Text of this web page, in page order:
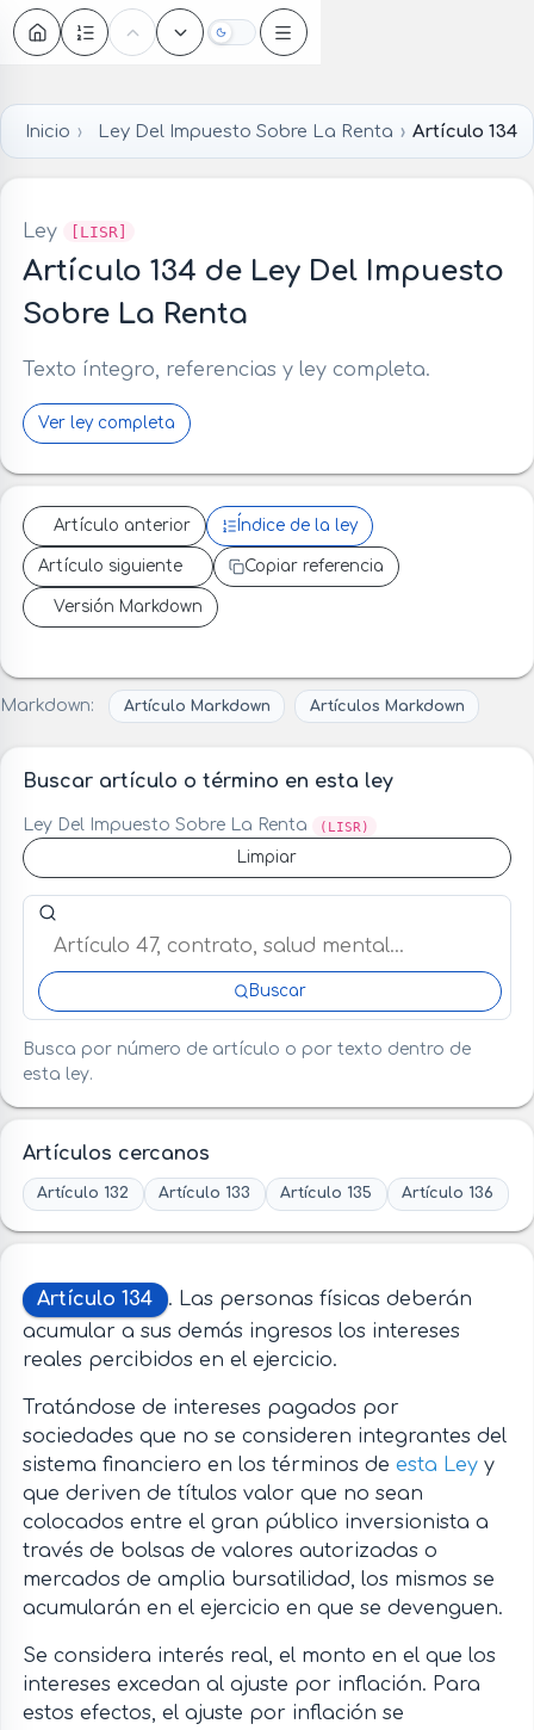
Oscuro
Inicio Ley Del Impuesto Sobre La Renta Artículo 134
Ley [LISR]
Artículo 134 de Ley Del Impuesto
Sobre La Renta
Texto íntegro, referencias y ley completa.
Ver ley completa
Artículo anterior Índice de la ley
Artículo siguiente Copiar referencia
Versión Markdown
Markdown: Artículo Markdown Artículos Markdown
Buscar artículo o término en esta ley
Ley Del Impuesto Sobre La Renta (LISR)
Limpiar
Buscar artículo o término en esta ley
Buscar
Busca por número de artículo o por texto dentro de
esta ley.
Artículos cercanos
Artículo 132 Artículo 133 Artículo 135 Artículo 136
Artículo 134
. Las personas físicas deberán
acumular a sus demás ingresos los intereses
reales percibidos en el ejercicio.
Tratándose de intereses pagados por
sociedades que no se consideren integrantes del
sistema financiero en los términos de esta Leyy
que deriven de títulos valor que no sean
colocados entre el gran público inversionista a
través de bolsas de valores autorizadas o
mercados de amplia bursatilidad, los mismos se
acumularán en el ejercicio en que se devenguen.
Se considera interés real, el monto en el que los
intereses excedan al ajuste por inflación. Para
estos efectos, el ajuste por inflación se